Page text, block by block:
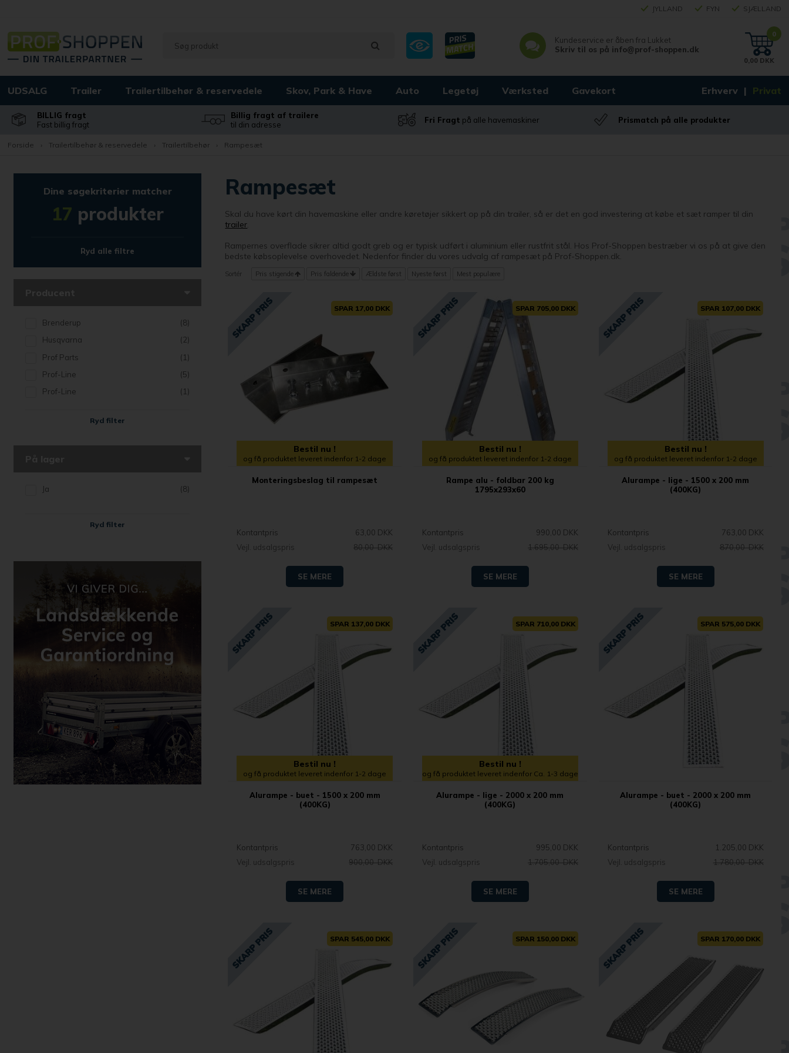
Erhverv Privat
JYLLAND FYN SJÆLLAND
Kundeservice er åben fra Lukket
Skriv til os på info@prof-shoppen.dk
0
0,00 DKK
UDSALG Trailer Trailertilbehør & reservedele Skov, Park & Have Auto Legetøj Værksted Gavekort
BILLIG fragt
Fast billig fragt
Billig fragt af trailere
til din adresse
Fri Fragt på alle havemaskiner Prismatch på alle produkter
Forside Trailertilbehør & reservedele Trailertilbehør Rampesæt
Dine søgekriterier matcher
17 produkter
Ryd alle filtre
Brenderup
(8)
Husqvarna
(2)
Prof Parts
(1)
Prof-Line
(5)
Prof-Line
(1)
Ryd filter
Ja (8)
Ryd filter
Rampesæt
Skal du have kørt din havemaskine eller andre køretøjer sikkert op på din trailer, så er det en god investering at købe et sæt ramper til din
trailer.
Rampernes overflade sikrer altid godt greb og er typisk udført i aluminium eller rustfrit stål. Hos Prof-Shoppen bestræber vi os på at give den
bedste købsoplevelse overhovedet. Nedenfor finder du vores udvalg af rampesæt på Prof-Shoppen.dk.
Sortér Pris stigende Pris faldende Ældste først Nyeste først Mest populære
SPAR 17,00 DKK
Bestil nu !
og få produktet leveret indenfor 1-2 dage
Monteringsbeslag til rampesæt
Kontantpris
63,00 DKK
Vejl. udsalgspris
80,00 DKK
SE MERE
SPAR 705,00 DKK
Bestil nu !
og få produktet leveret indenfor 1-2 dage
Rampe alu - foldbar 200 kg
1795x293x60
Kontantpris
990,00 DKK
Vejl. udsalgspris
1.695,00 DKK
SE MERE
SPAR 107,00 DKK
Bestil nu !
og få produktet leveret indenfor 1-2 dage
Alurampe - lige - 1500 x 200 mm
(400KG)
Kontantpris
763,00 DKK
Vejl. udsalgspris
870,00 DKK
SE MERE
SPAR 137,00 DKK
Bestil nu !
og få produktet leveret indenfor 1-2 dage
Alurampe - buet - 1500 x 200 mm
(400KG)
Kontantpris
763,00 DKK
Vejl. udsalgspris
900,00 DKK
SE MERE
SPAR 710,00 DKK
Bestil nu !
og få produktet leveret indenfor Ca. 1-3 dage
Alurampe - lige - 2000 x 200 mm
(400KG)
Kontantpris
995,00 DKK
Vejl. udsalgspris
1.705,00 DKK
SE MERE
SPAR 575,00 DKK
Alurampe - buet - 2000 x 200 mm
(400KG)
Kontantpris
1.205,00 DKK
Vejl. udsalgspris
1.780,00 DKK
SE MERE
SPAR 545,00 DKK SPAR 150,00 DKK SPAR 170,00 DKK